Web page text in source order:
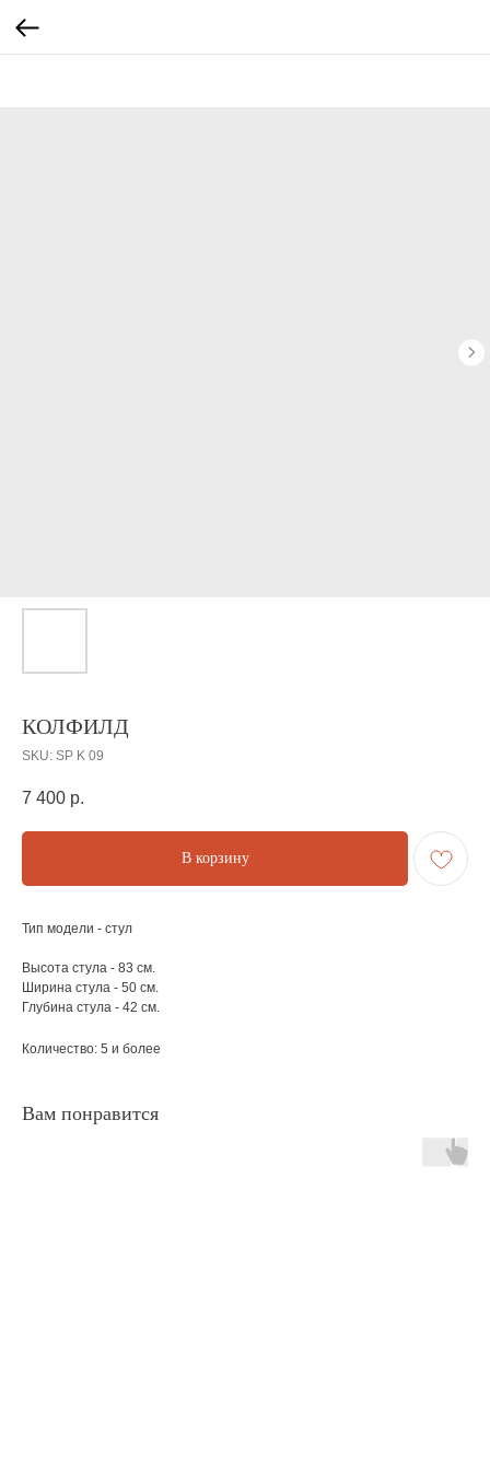
КОЛФИЛД
SKU: SP K 09
7 400 р.
В корзину
Тип модели - стул
Высота стула - 83 см.
Ширина стула - 50 см.
Глубина стула - 42 см.
Количество: 5 и более
Вам понравится